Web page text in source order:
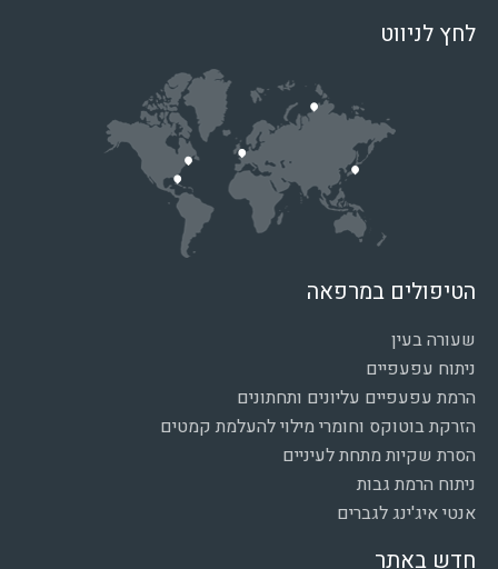
לחץ לניווט
הטיפולים במרפאה
שעורה בעין
ניתוח עפעפיים
הרמת עפעפיים עליונים ותחתונים
הזרקת בוטוקס וחומרי מילוי להעלמת קמטים
הסרת שקיות מתחת לעיניים
ניתוח הרמת גבות
אנטי איג'ינג לגברים
חדש באתר